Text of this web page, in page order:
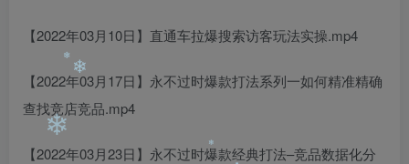
【2022年03月10日】直通车拉爆搜索访客玩法实操.mp4
【2022年03月17日】永不过时爆款打法系列一如何精准精确
查找竞店竞品.mp4
【2022年03月23日】永不过时爆款经典打法–竞品数据化分
❄
❄